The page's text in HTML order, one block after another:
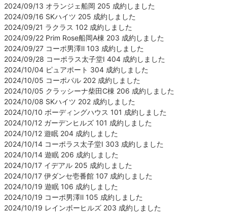
2024/09/13 オランジェ船岡 205 成約しました
2024/09/16 SKハイツ 205 成約しました
2024/09/21 ラクラス 102 成約しました
2024/09/22 Prim Rose船岡A棟 203 成約しました
2024/09/27 コーポ男澤Ⅱ 103 成約しました
2024/09/28 コーポラス太子堂Ⅰ 404 成約しました
2024/10/04 ピュアポート 304 成約しました
2024/10/05 コーポパル 202 成約しました
2024/10/05 クラッシーナ柴田C棟 206 成約しました
2024/10/08 SKハイツ 202 成約しました
2024/10/10 ボーディングハウス 101 成約しました
2024/10/12 ガーデンヒルズ 101 成約しました
2024/10/12 遊眠 204 成約しました
2024/10/14 コーポラス太子堂Ⅰ 303 成約しました
2024/10/14 遊眠 206 成約しました
2024/10/17 イデアル 205 成約しました
2024/10/17 伊ダンセ壱番館 107 成約しました
2024/10/19 遊眠 106 成約しました
2024/10/19 コーポ男澤Ⅱ 105 成約しました
2024/10/19 レインボーヒルズ 203 成約しました